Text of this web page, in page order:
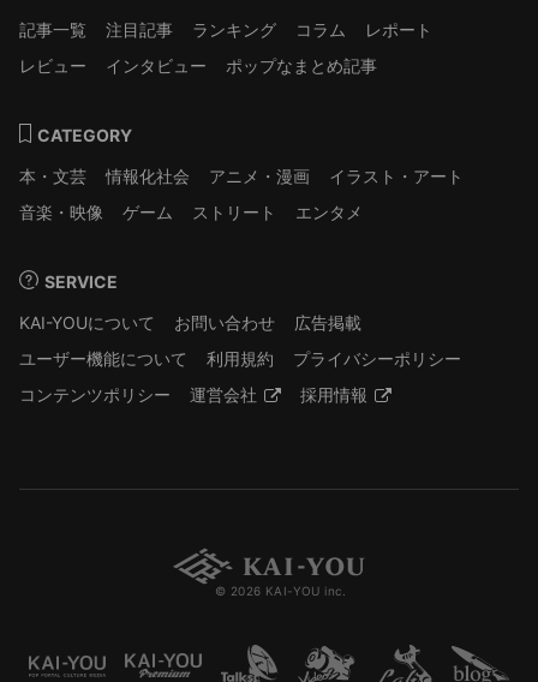
記事一覧
注目記事 ランキング コラム
レポート
レビュー
インタビュー ポップなまとめ記事
CATEGORY
本・文芸
情報化社会 アニメ・漫画
イラスト・アート
音楽・映像
ゲーム ストリート エンタメ
SERVICE
KAI-YOUについて
お問い合わせ
広告掲載
ユーザー機能について
利用規約
プライバシーポリシー
コンテンツポリシー
運営会社 採用情報
© 2026 KAI-YOU inc.